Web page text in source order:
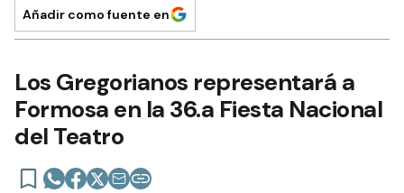
Añadir como fuente en
Los Gregorianos representará a
Formosa en la 36.a Fiesta Nacional
del Teatro